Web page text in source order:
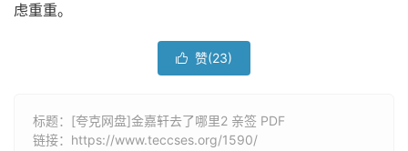
虑重重。
 赞(23)
标题：[夸克网盘]金嘉轩去了哪里2 亲签 PDF
链接： https://www.teccses.org/1590/